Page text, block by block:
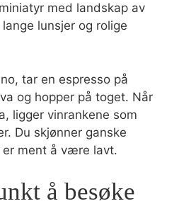
med landskap av
lunsjer og rolige
tar en espresso på
og hopper på toget. Når
ligger vinrankene som
Du skjønner ganske
ment å være lavt.
å besøke